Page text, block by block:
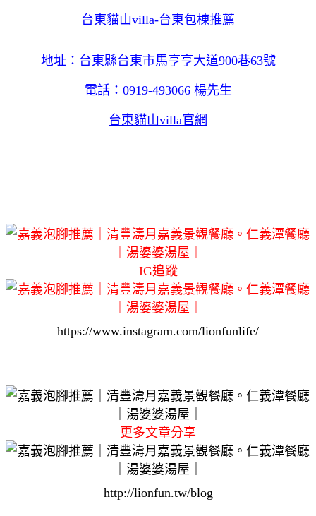
台東貓山villa-台東包棟推薦
地址：台東縣台東市馬亨亨大道900巷63號
電話：0919-493066 楊先生
台東貓山villa官網
IG追蹤
https://www.instagram.com/lionfunlife/
更多文章分享
http://lionfun.tw/blog